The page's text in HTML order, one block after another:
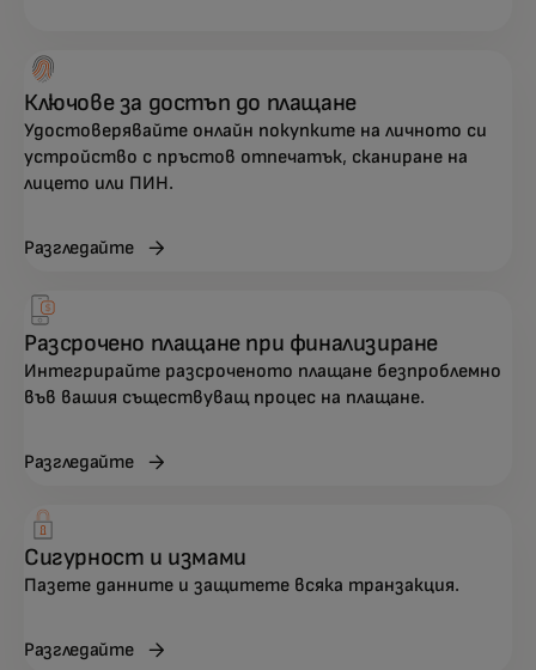
Ключове за достъп до плащане
Удостоверявайте онлайн покупките на личното си
устройство с пръстов отпечатък, сканиране на
лицето или ПИН.
Разгледайте
Разсрочено плащане при финализиране
Интегрирайте разсроченото плащане безпроблемно
във вашия съществуващ процес на плащане.
Разгледайте
Сигурност и измами
Пазете данните и защитете всяка транзакция.
Разгледайте